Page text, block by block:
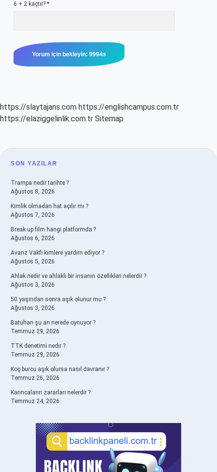
6 + 2 kaçtır? *
https://slaytajans.com https://englishcampus.com.tr
https://elaziggelinlik.com.tr Sitemap
SIDEBAR
SON YAZILAR
Trampa nedir tarihte ?
Ağustos 8, 2026
Kimlik olmadan hat açılır mı ?
Ağustos 7, 2026
Break up film hangi platformda ?
Ağustos 6, 2026
Avarız Vakfı kimlere yardım ediyor ?
Ağustos 5, 2026
Ahlak nedir ve ahlaklı bir insanın özellikleri nelerdir ?
Ağustos 3, 2026
50 yaşından sonra aşık olunur mu ?
Ağustos 3, 2026
Batuhan şu an nerede oynuyor ?
Temmuz 29, 2026
TTK denetimi nedir ?
Temmuz 29, 2026
Koç burcu aşık olursa nasıl davranır ?
Temmuz 26, 2026
Karıncaların zararları nelerdir ?
Temmuz 24, 2026